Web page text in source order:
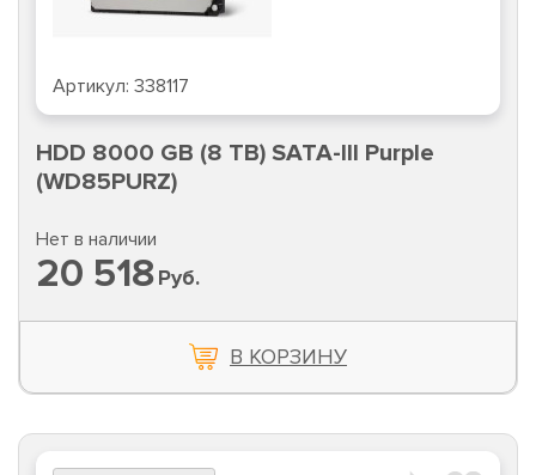
Артикул: 338117
HDD 8000 GB (8 TB) SATA-III Purple
(WD85PURZ)
Нет в наличии
20 518Руб.
В КОРЗИНУ